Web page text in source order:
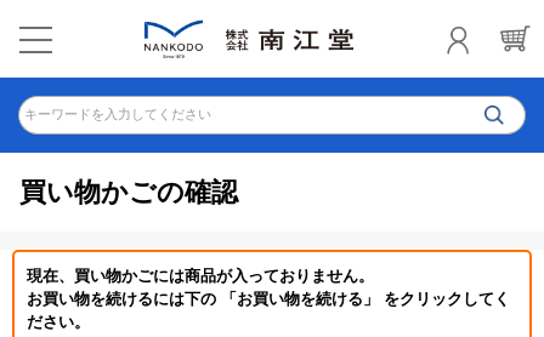
キーワードを入力してください
買い物かごの確認
現在、買い物かごには商品が入っておりません。
お買い物を続けるには下の 「お買い物を続ける」 をクリックしてく
ださい。